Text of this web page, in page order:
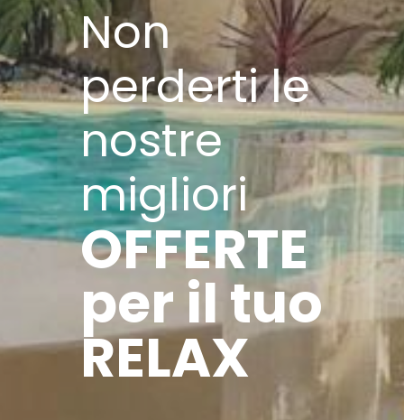
Non
perderti le
nostre
migliori
OFFERTE
per il tuo
RELAX